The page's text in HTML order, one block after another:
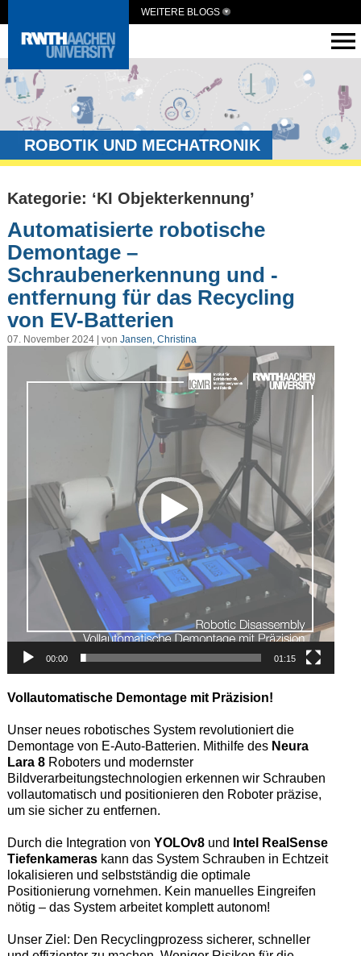
WEITERE BLOGS
ROBOTIK UND MECHATRONIK
Kategorie: ‘KI Objekterkennung’
Automatisierte robotische
Demontage –
Schraubenerkennung und -
entfernung für das Recycling
von EV-Batterien
07. November 2024 | von Jansen, Christina
00:00 01:15
Vollautomatische Demontage mit Präzision!
Unser neues robotisches System revolutioniert die
Demontage von E-Auto-Batterien. Mithilfe des Neura
Lara 8Roboters und modernster
Bildverarbeitungstechnologien erkennen wir Schrauben
vollautomatisch und positionieren den Roboter präzise,
um sie sicher zu entfernen.
Durch die Integration von YOLOv8und
Intel RealSense
Tiefenkameraskann das System Schrauben in Echtzeit
lokalisieren und selbstständig die optimale
Positionierung vornehmen. Kein manuelles Eingreifen
nötig – das System arbeitet komplett autonom!
Unser Ziel: Den Recyclingprozess sicherer, schneller